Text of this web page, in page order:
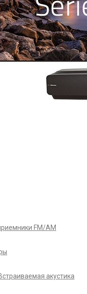
FM/AM
акустика